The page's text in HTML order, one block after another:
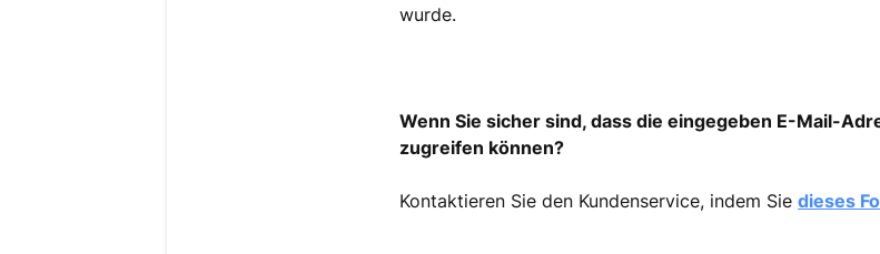
wurde.
Wenn Sie sicher sind, dass die eingegeben E-Mail-
zugreifen können?
Kontaktieren Sie den Kundenservice, indem Siedieses